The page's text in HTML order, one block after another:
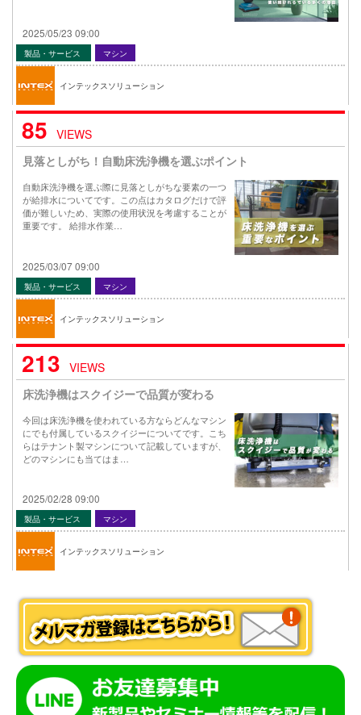
2025/05/23 09:00
製品・サービス マシン
インテックスソリューション
85 VIEWS
見落としがち！自動床洗浄機を選ぶポイント
自動床洗浄機を選ぶ際に見落としがちな要素の一つ
が給排水についてです。この点はカタログだけで評
価が難しいため、実際の使用状況を考慮することが
重要です。 給排水作業…
2025/03/07 09:00
製品・サービス マシン
インテックスソリューション
213 VIEWS
床洗浄機はスクイジーで品質が変わる
今回は床洗浄機を使われている方ならどんなマシン
にでも付属しているスクイジーについてです。こち
らはテナント製マシンについて記載していますが、
どのマシンにも当てはま…
2025/02/28 09:00
製品・サービス マシン
インテックスソリューション